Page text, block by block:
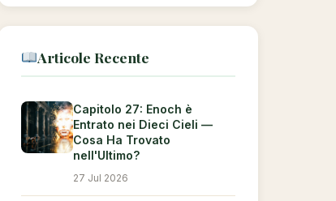
Articole Recente
Capitolo 27: Enoch è
Entrato nei Dieci Cieli —
Cosa Ha Trovato
nell'Ultimo?
27 Jul 2026